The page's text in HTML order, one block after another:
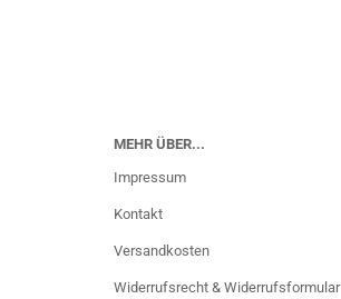
MEHR ÜBER...
Impressum
Kontakt
Versandkosten
Widerrufsrecht & Widerrufsformular